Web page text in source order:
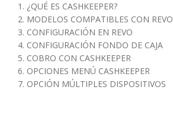
1. ¿QUÉ ES CASHKEEPER?
2. MODELOS COMPATIBLES CON REVO
3. CONFIGURACIÓN EN REVO
4. CONFIGURACIÓN FONDO DE CAJA
5. COBRO CON CASHKEEPER
6. OPCIONES MENÚ CASHKEEPER
7. OPCIÓN MÚLTIPLES DISPOSITIVOS